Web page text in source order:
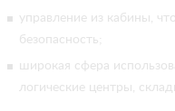
управление из кабины,
безопасность;
широкая сфера
логические центры,